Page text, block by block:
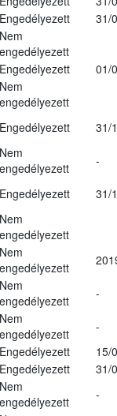
Engedélyezett
31/
Nem
engedélyezett
Engedélyezett
01/
Nem
engedélyezett
Engedélyezett 31/
Nem
engedélyezett
-
Engedélyezett 31/
Nem
engedélyezett
Nem
engedélyezett
Nem
engedélyezett
-
Nem
engedélyezett
-
Engedélyezett
15/
Engedélyezett
31/
Nem
engedélyezett
-